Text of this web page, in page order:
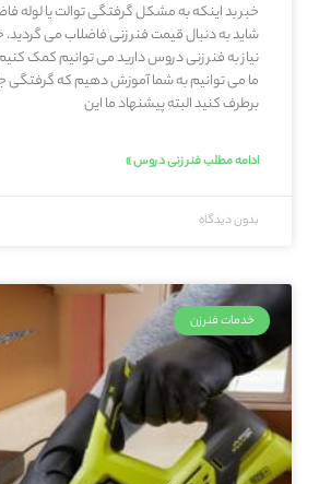
خبر بد اینکه به مشکل گرفتگی توالت یا لوله
شاید به دنبال قیمت فنر زنی فاضلاب می گردید.
نیاز به فنر زنی دروس دارید می توانیم کمک
ما می توانیم به شما آموزش دهیم که گرفتگی
برطرف کنید البته پیشنهاد ما این
ادامه مطلب فنر زنی دروس »
بدون دیدگاه
خدمات فنرزن